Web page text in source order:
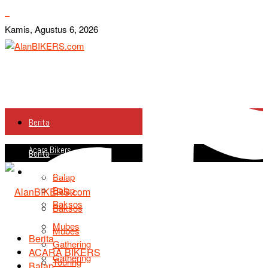
Kamis, Agustus 6, 2026
Berita
Acara Bikers
Balap
Baksos
Mubes
Gathering
Berita
Acara Bikers
Balap
Baksos
Mubes
Gathering
Touring
Berita
ACARA BIKERS